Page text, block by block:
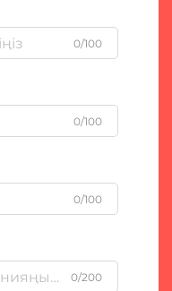
0/100
0/100
0/100
0/200